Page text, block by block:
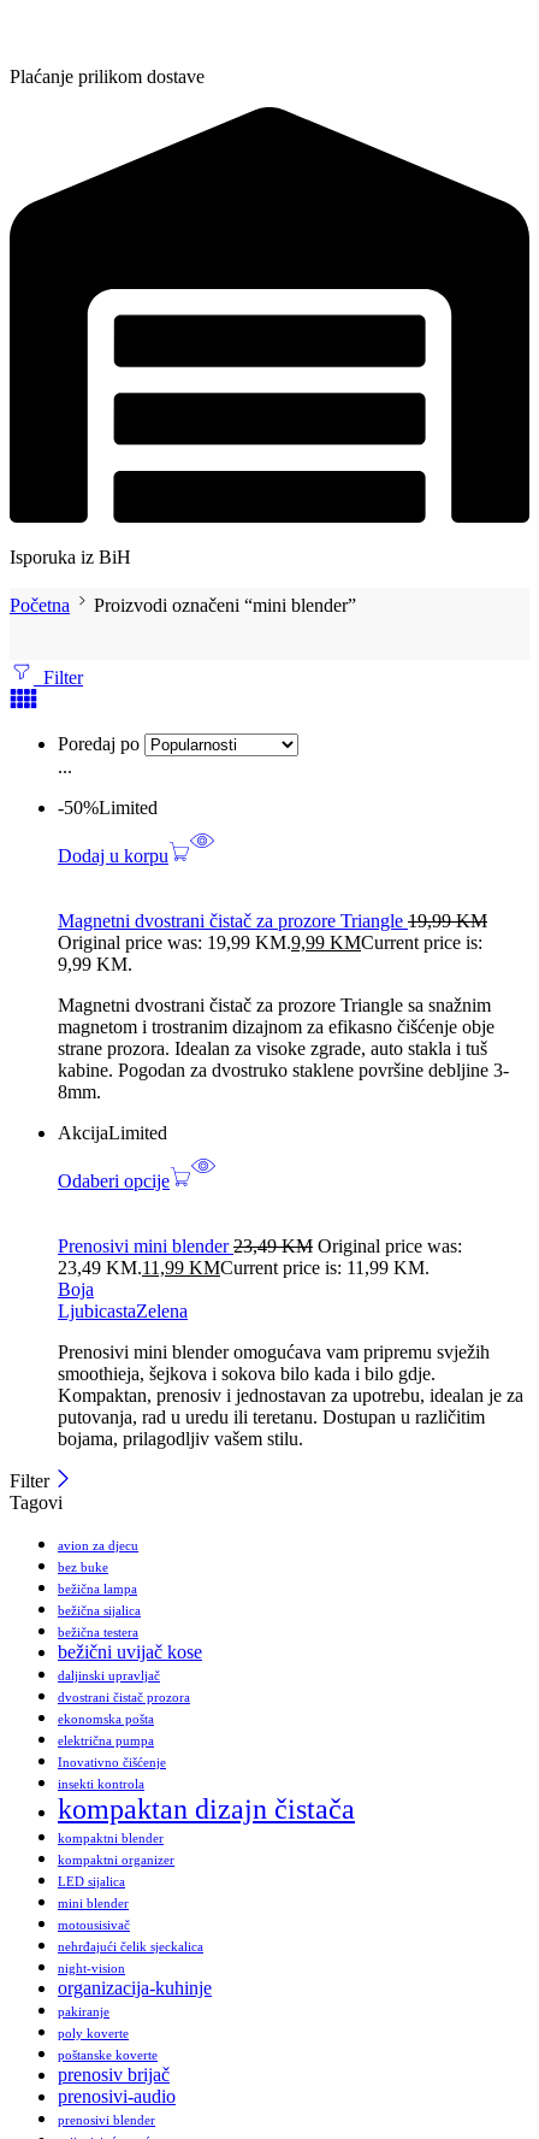
Plaćanje prilikom dostave
Isporuka iz BiH
Početna Proizvodi označeni “mini blender”
Filter
Poredaj po
...
-50%Limited
Dodaj u korpu
Magnetni dvostrani čistač za prozore Triangle 19,99KM
Original price was: 19,99 KM.9,99 KMCurrent price is:
9,99 KM.
Magnetni dvostrani čistač za prozore Triangle sa snažnim
magnetom i trostranim dizajnom za efikasno čišćenje obje
strane prozora. Idealan za visoke zgrade, auto stakla i tuš
kabine. Pogodan za dvostruko staklene površine debljine 3-
8mm.
AkcijaLimited
Odaberi opcije
Prenosivi mini blender23,49KM Original price was:
23,49 KM.11,99 KMCurrent price is: 11,99 KM.
Boja
LjubicastaZelena
Prenosivi mini blender omogućava vam pripremu svježih
smoothieja, šejkova i sokova bilo kada i bilo gdje.
Kompaktan, prenosiv i jednostavan za upotrebu, idealan je za
putovanja, rad u uredu ili teretanu. Dostupan u različitim
bojama, prilagodljiv vašem stilu.
Filter
Tagovi
avion za djecu
bez buke
bežična lampa
bežična sijalica
bežična testera
bežični uvijač kose
daljinski upravljač
dvostrani čistač prozora
ekonomska pošta
električna pumpa
Inovativno čišćenje
insekti kontrola
kompaktan dizajn čistača
kompaktni blender
kompaktni organizer
LED sijalica
mini blender
motousisivač
nehrđajući čelik sjeckalica
night-vision
organizacija-kuhinje
pakiranje
poly koverte
poštanske koverte
prenosiv brijač
prenosivi-audio
prenosivi blender